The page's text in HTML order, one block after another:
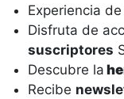
Experiencia
Disfruta de
suscriptores
Descubre la
Recibe